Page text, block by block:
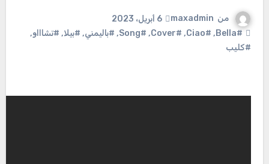
من maxadmin
6 أبريل، 2023
#Bella
,
#Ciao
,
#Cover
,
#Song
, #باليمني, #بيلا, #تشاااو,
#كليب